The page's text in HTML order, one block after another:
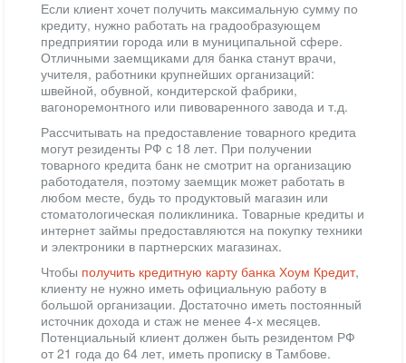
Если клиент хочет получить максимальную сумму по
кредиту, нужно работать на градообразующем
предприятии города или в муниципальной сфере.
Отличными заемщиками для банка станут врачи,
учителя, работники крупнейших организаций:
швейной, обувной, кондитерской фабрики,
вагоноремонтного или пивоваренного завода и т.д.
Рассчитывать на предоставление товарного кредита
могут резиденты РФ с 18 лет. При получении
товарного кредита банк не смотрит на организацию
работодателя, поэтому заемщик может работать в
любом месте, будь то продуктовый магазин или
стоматологическая поликлиника. Товарные кредиты и
интернет займы предоставляются на покупку техники
и электроники в партнерских магазинах.
Чтобы получить кредитную карту банка Хоум Кредит,
клиенту не нужно иметь официальную работу в
большой организации. Достаточно иметь постоянный
источник дохода и стаж не менее 4-х месяцев.
Потенциальный клиент должен быть резидентом РФ
от 21 года до 64 лет, иметь прописку в Тамбове.